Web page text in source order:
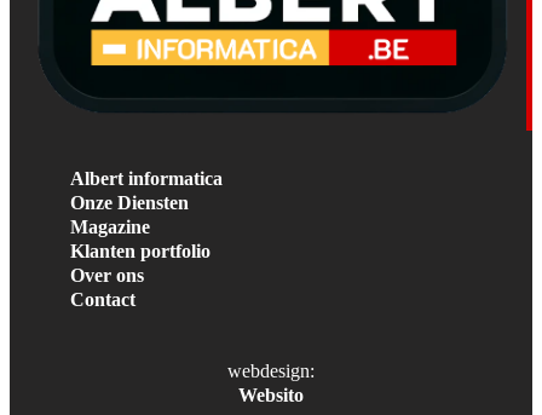
Albert informatica
Onze Diensten
Magazine
Klanten portfolio
Over ons
Contact
webdesign:
Websito